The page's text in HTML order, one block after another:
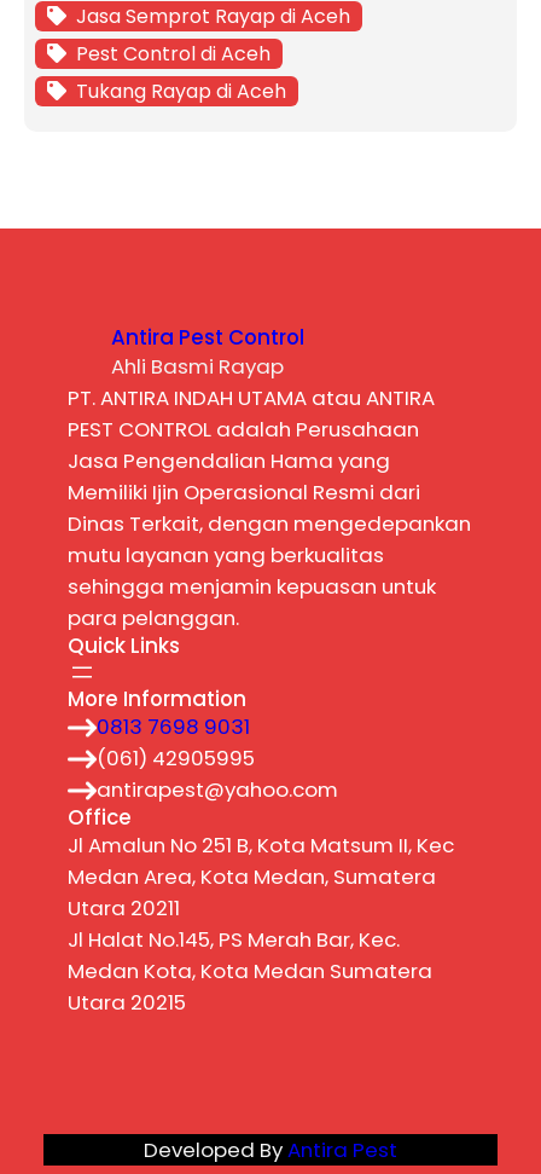
Jasa Semprot Rayap di Aceh
Pest Control di Aceh
Tukang Rayap di Aceh
Antira Pest Control
Ahli Basmi Rayap
PT. ANTIRA INDAH UTAMA atau ANTIRA
PEST CONTROL adalah Perusahaan
Jasa Pengendalian Hama yang
Memiliki Ijin Operasional Resmi dari
Dinas Terkait, dengan mengedepankan
mutu layanan yang berkualitas
sehingga menjamin kepuasan untuk
para pelanggan.
Quick Links
More Information
0813 7698 9031
(061) 42905995
antirapest@yahoo.com
Office
Jl Amalun No 251 B, Kota Matsum II, Kec
Medan Area, Kota Medan, Sumatera
Utara 20211
Jl Halat No.145, PS Merah Bar, Kec.
Medan Kota, Kota Medan Sumatera
Utara 20215
Developed ByAntira Pest